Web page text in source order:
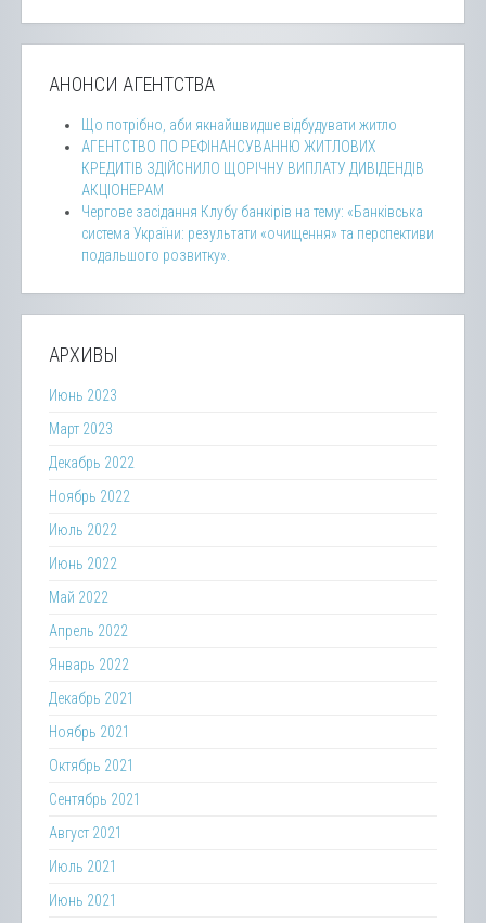
АНОНСИ АГЕНТСТВА
Що потрібно, аби якнайшвидше відбудувати житло
АГЕНТСТВО ПО РЕФІНАНСУВАННЮ ЖИТЛОВИХ
КРЕДИТІВ ЗДІЙСНИЛО ЩОРІЧНУ ВИПЛАТУ ДИВІДЕНДІВ
АКЦІОНЕРАМ
Чергове засідання Клубу банкірів на тему: «Банківська
система України: результати «очищення» та перспективи
подальшого розвитку».
АРХИВЫ
Июнь 2023
Март 2023
Декабрь 2022
Ноябрь 2022
Июль 2022
Июнь 2022
Май 2022
Апрель 2022
Январь 2022
Декабрь 2021
Ноябрь 2021
Октябрь 2021
Сентябрь 2021
Август 2021
Июль 2021
Июнь 2021